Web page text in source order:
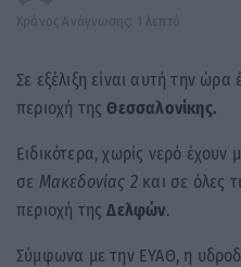
Χρόνος Ανάγνωσης: 1 λεπτό
Σε εξέλιξη είναι αυτή την
περιοχή τηςΘεσσαλονίκης.
Ειδικότερα, χωρίς νερό έχουν
σε Μακεδονίας 2 και σε όλες
περιοχή τηςΔελφών.
Σύμφωνα με την ΕΥΑΘ, η